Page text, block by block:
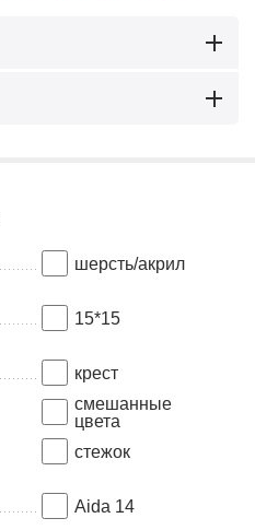
шерсть/акрил
15*15
крест
смешанные
цвета
стежок
Aida 14